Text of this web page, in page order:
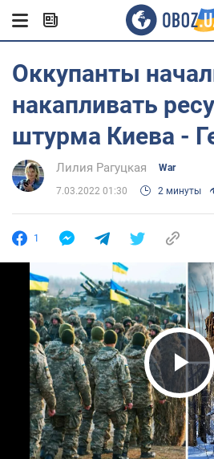
Оккупанты
накапливать
штурма Киева -
Лилия Рагуцкая War
7.03.2022 01:30 2 минуты
1